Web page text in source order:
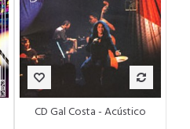
CD Gal Costa - Acústico